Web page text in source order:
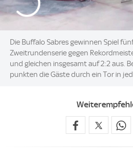
Die Buffalo Sabres gewinnen Spiel
Zweitrundenserie gegen
und gleichen insgesamt auf 2:2 aus.
punkten die Gäste durch ein Tor in